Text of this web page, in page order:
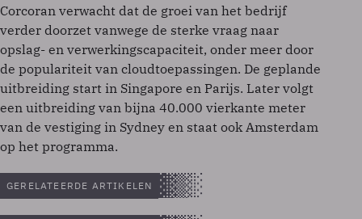
Corcoran verwacht dat de groei van het bedrijf
verder doorzet vanwege de sterke vraag naar
opslag- en verwerkingscapaciteit, onder meer door
de populariteit van cloudtoepassingen. De geplande
uitbreiding start in Singapore en Parijs. Later volgt
een uitbreiding van bijna 40.000 vierkante meter
van de vestiging in Sydney en staat ook Amsterdam
op het programma.
GERELATEERDE ARTIKELEN